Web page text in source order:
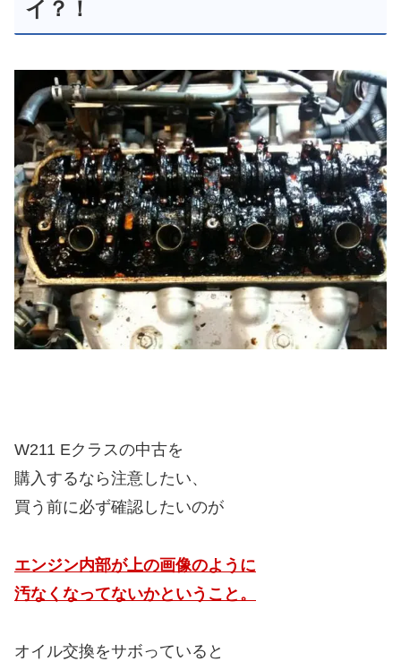
イ？！
W211 Eクラスの中古を
購入するなら注意したい、
買う前に必ず確認したいのが
エンジン内部が上の画像のように
汚なくなってないかということ。
オイル交換をサボっていると